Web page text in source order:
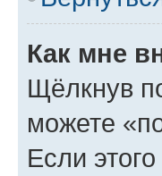
Как мне
Щёлкнув
можете
Если